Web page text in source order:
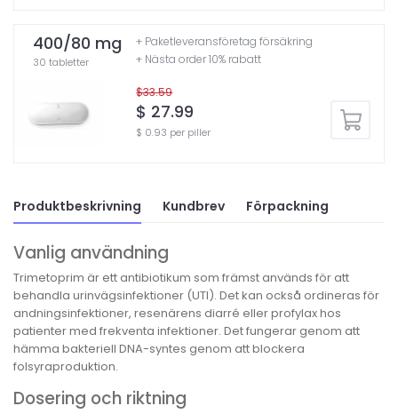
400/80 mg
30 tabletter
$33.59
$ 27.99
$ 0.93 per piller
+ Paketleveransföretag försäkring
+ Nästa order 10% rabatt
Produktbeskrivning Kundbrev Förpackning
Vanlig användning
Trimetoprim är ett antibiotikum som främst används för att
behandla urinvägsinfektioner (UTI). Det kan också ordineras för
andningsinfektioner, resenärens diarré eller profylax hos
patienter med frekventa infektioner. Det fungerar genom att
hämma bakteriell DNA-syntes genom att blockera
folsyraproduktion.
Dosering och riktning